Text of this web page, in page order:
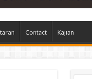
Contact Kajian